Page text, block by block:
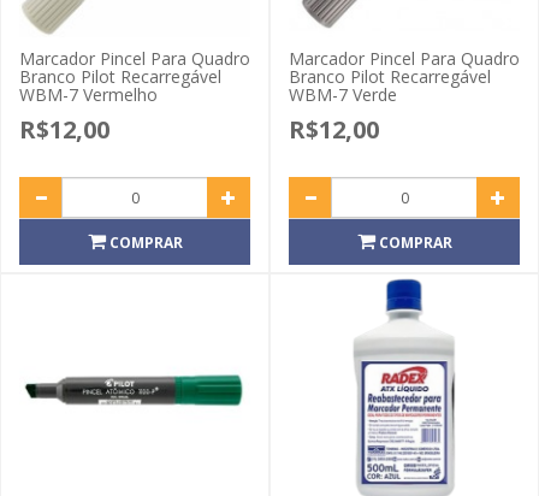
Marcador Pincel Para Quadro
Branco Pilot Recarregável
WBM-7 Vermelho
R$12,00
COMPRAR
Marcador Pincel Para Quadro
Branco Pilot Recarregável
WBM-7 Verde
R$12,00
COMPRAR